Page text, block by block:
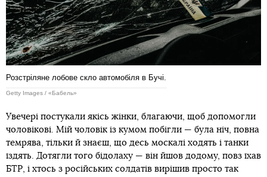
Розстріляне лобове скло автомобіля в Бучі.
Getty Images / «Бабель»
Увечері постукали якісь жінки, благаючи, щоб допомогли
чоловікові. Мій чоловік із кумом побігли — була ніч, повна
темрява, тільки й знаєш, що десь москалі ходять і танки
їздять. Дотягли того бідолаху — він йшов додому, повз їхав
БТР, і хтось з російських солдатів вирішив просто так